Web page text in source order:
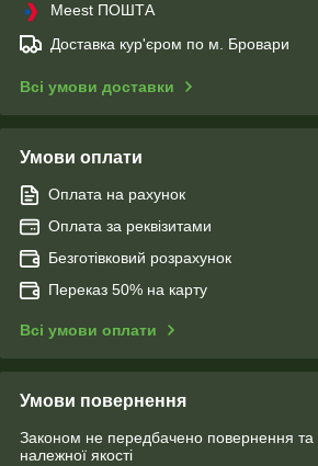
Meest ПОШТА
Доставка кур'єром по м. Бровари
Всі умови доставки
Умови оплати
Оплата на рахунок
Оплата за реквізитами
Безготівковий розрахунок
Переказ 50% на карту
Всі умови оплати
Умови повернення
Законом не передбачено повернення та
належної якості